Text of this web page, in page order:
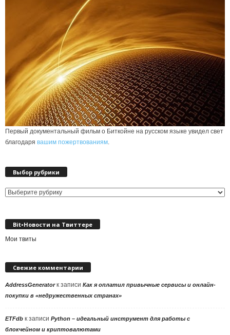
Первый документальный фильм о Биткойне на русском языке увидел свет
благодаря вашим пожертвованиям
Выбор рубрики
Выбор
Bit•Новости на Твиттере
Мои твиты
Свежие комментарии
AddressGeneratorк записи Как я оплатил привычные сервисы и онлайн-
покупки в «недружественных странах»
ETFdb к записи Python – идеальный инструмент для работы с
блокчейном и криптовалютами